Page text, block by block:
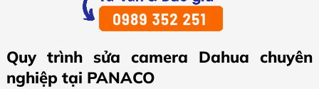
Quy trình sửa camera Dahua chuyên
nghiệp tại PANACO